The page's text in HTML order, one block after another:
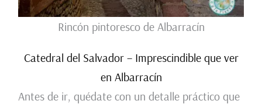
Rincón pintoresco de Albarracín
Catedral del Salvador – Imprescindible que ver
en Albarracín
Antes de ir, quédate con un detalle práctico que